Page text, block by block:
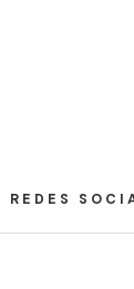
REDES